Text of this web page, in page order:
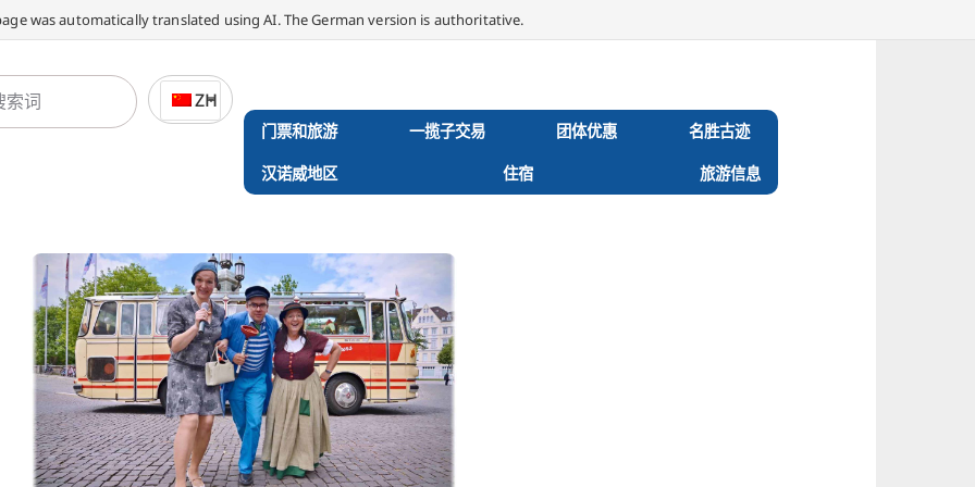
was automatically translated using AI. The German version is authoritative.
ZH
门票和旅游 一揽子交易 团体优惠 名胜古迹
汉诺威地区 住宿 旅游信息